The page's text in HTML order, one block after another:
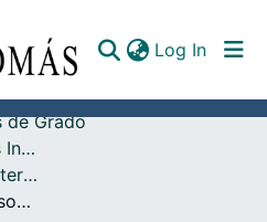
Log In
de Grado
Facultad de Negocios Internacionales
Pregrado Negocios Internacionales
Impactos de los TLC sobre el sector secundario colombiano (caso de estudio: México y Efta)